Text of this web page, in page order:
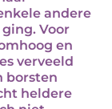
andere
Voor
en
verveeld
borsten
heldere